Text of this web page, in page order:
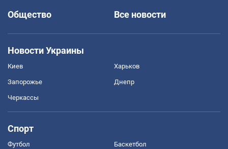
Общество
Все новости
Новости Украины
Киев Харьков
Запорожье Днепр
Черкассы
Спорт
Футбол Баскетбол